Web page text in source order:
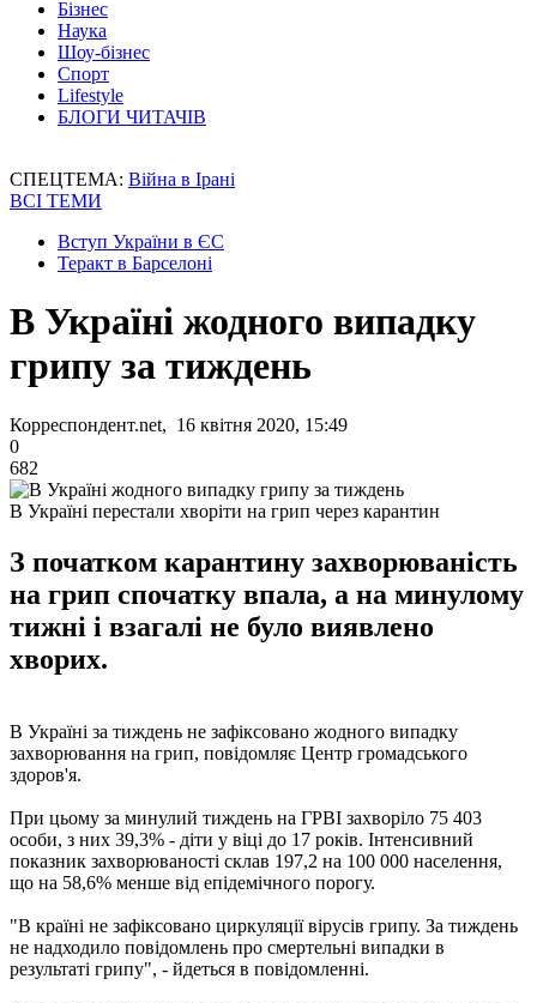
Бізнес
Наука
Шоу-бізнес
Спорт
Lifestyle
БЛОГИ ЧИТАЧІВ
СПЕЦТЕМА: Війна в Ірані
ВСІ ТЕМИ
Вступ України в ЄС
Теракт в Барселоні
В Україні жодного випадку
грипу за тиждень
Корреспондент.net, 16 квітня 2020, 15:49
0
682
В Україні перестали хворіти на грип через карантин
З початком карантину захворюваність
на грип спочатку впала, а на минулому
тижні і взагалі не було виявлено
хворих.
В Україні за тиждень не зафіксовано жодного випадку
захворювання на грип, повідомляє Центр громадського
здоров'я.
При цьому за минулий тиждень на ГРВІ захворіло 75 403
особи, з них 39,3% - діти у віці до 17 років. Інтенсивний
показник захворюваності склав 197,2 на 100 000 населення,
що на 58,6% менше від епідемічного порогу.
"В країні не зафіксовано циркуляції вірусів грипу. За тиждень
не надходило повідомлень про смертельні випадки в
результаті грипу", - йдеться в повідомленні.